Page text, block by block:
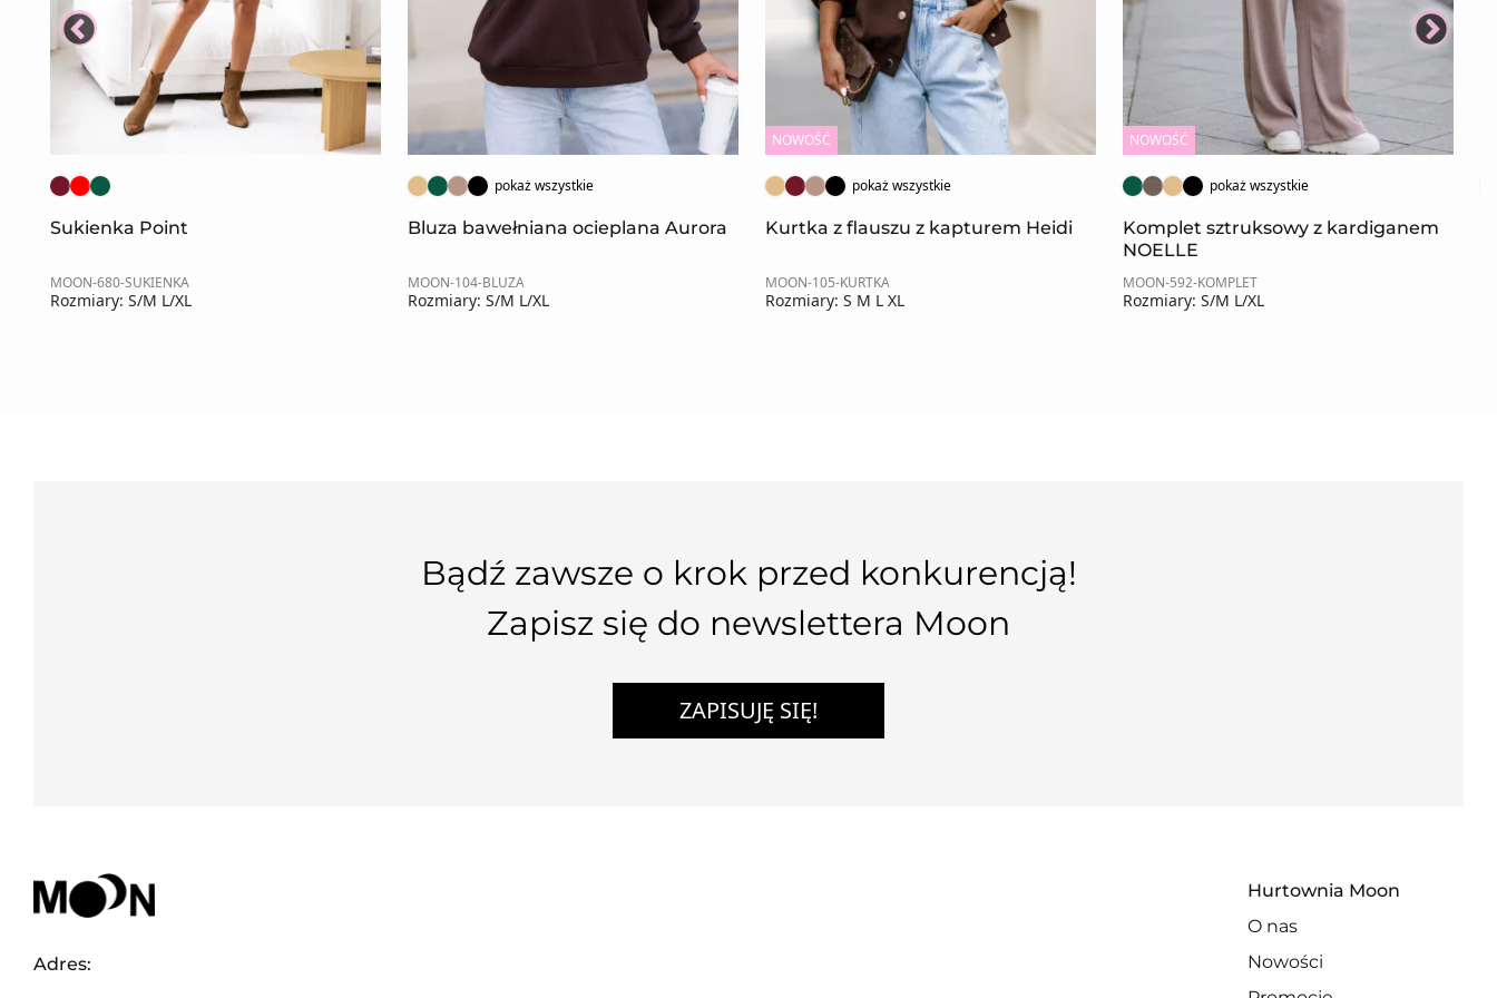
Sukienka Point
MOON-680-SUKIENKA
Rozmiary: S/M L/XL
pokaż wszystkie
Bluza bawełniana ocieplana Aurora
MOON-104-BLUZA
Rozmiary: S/M L/XL
NOWOŚĆ
pokaż wszystkie
Kurtka z flauszu z kapturem Heidi
MOON-105-KURTKA
Rozmiary: S M L XL
NOWOŚĆ
pokaż wszystkie
Komplet sztruksowy z kardiganem
NOELLE
MOON-592-KOMPLET
Rozmiary: S/M L/XL
Bądź zawsze o krok przed konkurencją!
Zapisz się do newslettera Moon
ZAPISUJĘ SIĘ!
Adres:
Hurtownia Moon
O nas
Nowości